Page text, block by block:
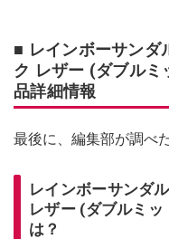
■ レインボーサンダ
ク レザー (ダブル
品詳細情報
最後に、編集部が調べ
レインボーサンダ
レザー (ダブルミ
は？